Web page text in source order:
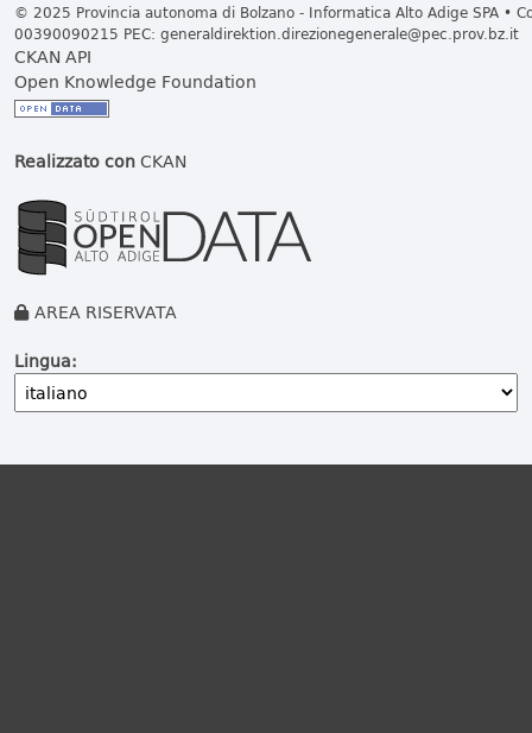
© 2025 Provincia autonoma di Bolzano - Informatica Alto Adige SPA •
00390090215 PEC: generaldirektion.direzionegenerale@pec.prov.bz.it
CKAN API
Open Knowledge Foundation
Realizzato conCKAN
AREA RISERVATA
Lingua